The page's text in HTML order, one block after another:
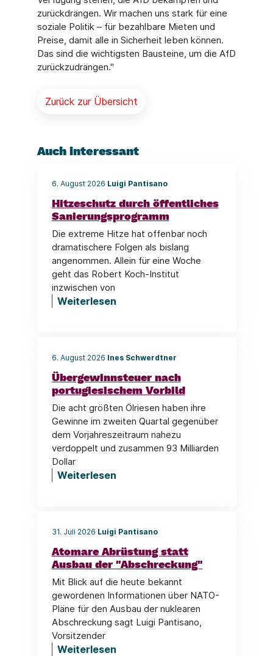
zurückdrängen. Wir machen uns stark für eine
soziale Politik – für bezahlbare Mieten und
Preise, damit alle in Sicherheit leben können.
Das sind die wichtigsten Bausteine, um die AfD
zurückzudrängen."
Zurück zur Übersicht
Auch interessant
6. August 2026 Luigi Pantisano
Hitzeschutz durch öffentliches
Sanierungsprogramm
Die extreme Hitze hat offenbar noch
dramatischere Folgen als bislang
angenommen. Allein für eine Woche
geht das Robert Koch-Institut
inzwischen von
Weiterlesen
6. August 2026 Ines Schwerdtner
Übergewinnsteuer nach
portugiesischem Vorbild
Die acht größten Ölriesen haben ihre
Gewinne im zweiten Quartal gegenüber
dem Vorjahreszeitraum nahezu
verdoppelt und zusammen 93 Milliarden
Dollar
Weiterlesen
31. Juli 2026 Luigi Pantisano
Atomare Abrüstung statt
Ausbau der "Abschreckung"
Mit Blick auf die heute bekannt
gewordenen Informationen über NATO-
Pläne für den Ausbau der nuklearen
Abschreckung sagt Luigi Pantisano,
Vorsitzender
Weiterlesen